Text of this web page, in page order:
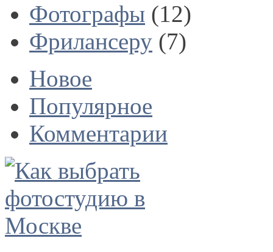
Фотографы (12)
Фрилансеру (7)
Новое
Популярное
Комментарии